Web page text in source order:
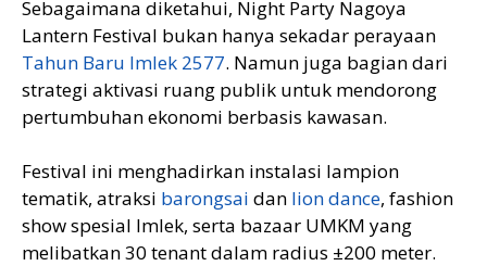
Sebagaimana diketahui, Night Party Nagoya
Lantern Festival bukan hanya sekadar perayaan
Tahun Baru Imlek 2577. Namun juga bagian dari
strategi aktivasi ruang publik untuk mendorong
pertumbuhan ekonomi berbasis kawasan.
Festival ini menghadirkan instalasi lampion
tematik, atraksi barongsai dan lion dance, fashion
show spesial Imlek, serta bazaar UMKM yang
melibatkan 30 tenant dalam radius ±200 meter.